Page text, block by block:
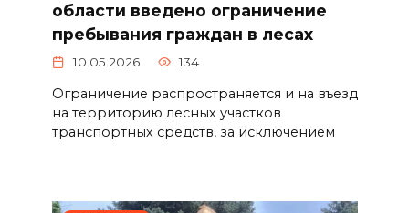
области введено ограничение
пребывания граждан в лесах
10.05.2026 134
Ограничение распространяется и на въезд
на территорию лесных участков
транспортных средств, за исключением